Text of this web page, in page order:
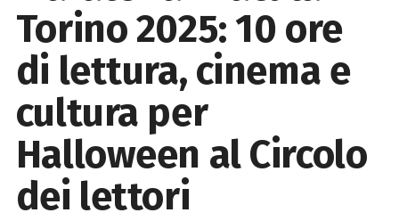
Torino 2025: 10 ore
di lettura, cinema e
cultura per
Halloween al Circolo
dei lettori